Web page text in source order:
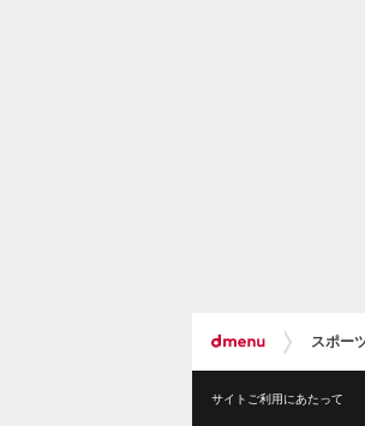
スポー
サイトご利用にあたって